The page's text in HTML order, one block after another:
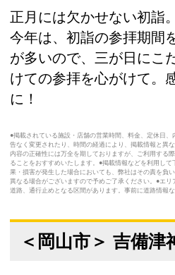
正月には欠かせない初詣。
今年は、初詣の参拝期間
が多いので、三が日にこ
けての参拝を心がけて。
に！
●掲載されている施設・店舗の営業時間、料金、定休日
告なく変更されたり、時間の経過により、掲載情報と異
内容の正確性には万全を期しておりますが、ご利用する
ることをおすすめいたします。●掲載情報などを利用し
果・損害が発生した場合においても、弊社はその責を負
異なる場合がございますので予めご了承ください。●エ
道路、通行止めとなる区間があります。事前に道路情報
＜岡山市＞ 吉備津